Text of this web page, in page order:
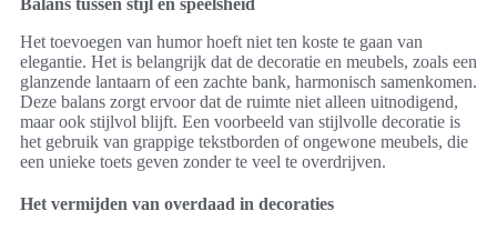
Balans tussen stijl en speelsheid
Het toevoegen van humor hoeft niet ten koste te gaan van
elegantie. Het is belangrijk dat de decoratie en meubels, zoals een
glanzende lantaarn of een zachte bank, harmonisch samenkomen.
Deze balans zorgt ervoor dat de ruimte niet alleen uitnodigend,
maar ook stijlvol blijft. Een voorbeeld van stijlvolle decoratie is
het gebruik van grappige tekstborden of ongewone meubels, die
een unieke toets geven zonder te veel te overdrijven.
Het vermijden van overdaad in decoraties